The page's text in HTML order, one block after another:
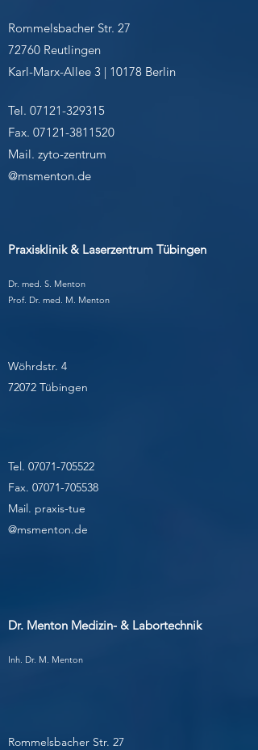
Rommelsbacher Str. 27
72760 Reutlingen
Karl-Marx-Allee 3 | 10178 Berlin
Tel. 07121-329315
Fax. 07121-3811520
Mail. zyto-zentrum
@msmenton.de
Praxisklinik & Laserzentrum Tübingen
Dr. med. S. Menton
Prof. Dr. med. M. Menton
Wöhrdstr. 4
72072 Tübingen
Tel. 07071-705522
Fax. 07071-705538
Mail. praxis-tue
@msmenton.de
Dr. Menton Medizin- & Labortechnik
Inh. Dr. M. Menton
Rommelsbacher Str. 27